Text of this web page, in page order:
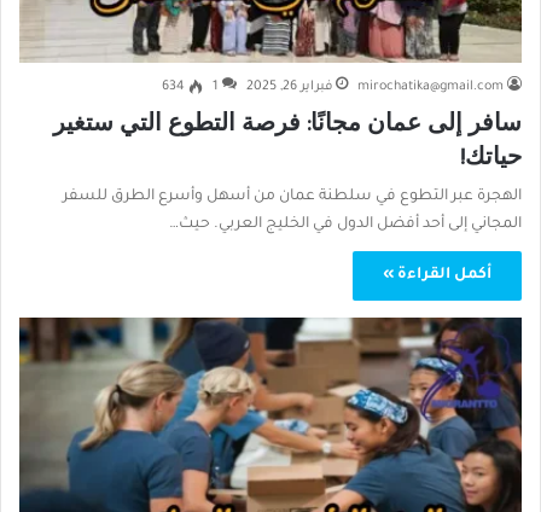
mirochatika@gmail.com فبراير 26, 2025 1
634
سافر إلى عمان مجانًا: فرصة التطوع التي ستغير
حياتك!
الهجرة عبر التطوع في سلطنة عمان من أسهل وأسرع الطرق للسفر
المجاني إلى أحد أفضل الدول في الخليج العربي. حيث…
أكمل القراءة »